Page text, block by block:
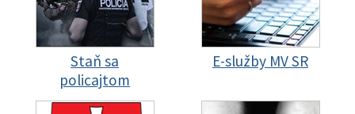
Staň sa
policajtom
E-služby MV SR